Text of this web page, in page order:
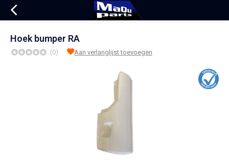
Hoek bumper RA
(0) Aan verlanglijst toevoegen